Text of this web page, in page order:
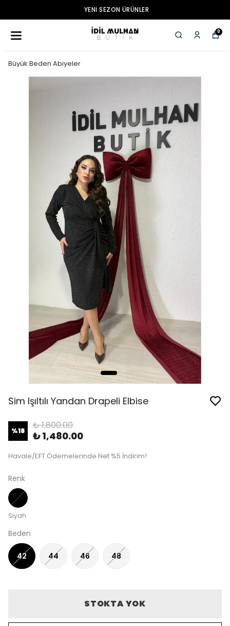
YENI SEZON ÜRÜNLER
0
Büyük Beden Abiyeler
Sim Işıltılı Yandan Drapeli Elbise
%18 ₺ 1,800.00
₺ 1,480.00
Havale/EFT Ödemelerinde Net %5 İndirim!
Renk
Siyah
Beden
42 44 46 48
STOKTA YOK